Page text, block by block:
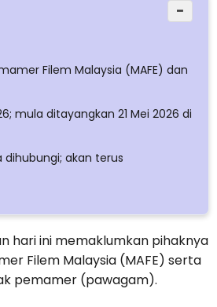
−
Filem Malaysia (MAFE) dan
mula ditayangkan 21 Mei 2026 di
akan terus
hari ini memaklumkan pihaknya
Filem Malaysia (MAFE) serta
pemamer (pawagam).